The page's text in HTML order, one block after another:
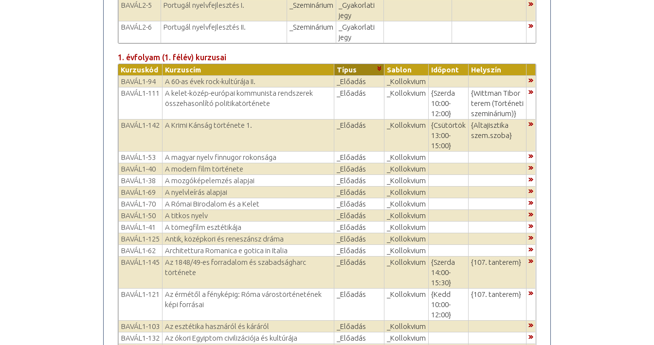
BAVÁL2-5
Portugál nyelvfejlesztés I. _Szeminárium
_Gyakorlati
jegy
BAVÁL2-6
Portugál nyelvfejlesztés II. _Szeminárium
_Gyakorlati
jegy
1. évfolyam (1. félév) kurzusai
Kurzuskód Kurzuscím Típus Sablon Időpont
Helyszín
BAVÁL1-94
A 60-as évek rock-kultúrája II. _Előadás
_Kollokvium
BAVÁL1-111
A kelet-közép-európai kommunista rendszerek
összehasonlító politikatörténete
_Előadás _Kollokvium
{Szerda
10:00-
12:00}
{Wittman Tibor
terem (Történeti
szeminárium)}
BAVÁL1-142
A Krimi Kánság története 1. _Előadás _Kollokvium
{Csütörtök
13:00-
15:00}
{Altajisztika
szem.szoba}
BAVÁL1-53 A magyar nyelv finnugor rokonsága _Előadás
_Kollokvium
BAVÁL1-40
A modern film története _Előadás
_Kollokvium
BAVÁL1-38
A mozgóképelemzés alapjai _Előadás
_Kollokvium
BAVÁL1-69
A nyelvleírás alapjai _Előadás
_Kollokvium
BAVÁL1-70
A Római Birodalom és a Kelet _Előadás
_Kollokvium
BAVÁL1-50
A titkos nyelv _Előadás
_Kollokvium
BAVÁL1-41
A tömegfilm esztétikája _Előadás
_Kollokvium
BAVÁL1-125
Antik, középkori és reneszánsz dráma _Előadás
_Kollokvium
BAVÁL1-62
Architettura Romanica e gotica in Italia _Előadás
_Kollokvium
BAVÁL1-145
Az 1848/49-es forradalom és szabadságharc
története
_Előadás _Kollokvium
{Szerda
14:00-
15:30}
{107. tanterem}
BAVÁL1-121
Az érmétől a fényképig: Róma várostörténetének
képi forrásai
_Előadás _Kollokvium
{Kedd
10:00-
12:00}
{107. tanterem}
BAVÁL1-103 Az esztétika hasznáról és káráról _Előadás
_Kollokvium
BAVÁL1-132
Az ókori Egyiptom civilizációja és kultúrája _Előadás
_Kollokvium